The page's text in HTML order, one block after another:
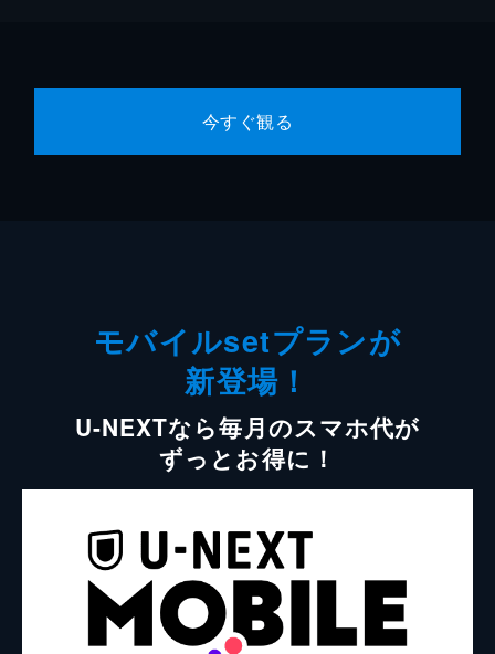
今すぐ観る
モバイルsetプランが
新登場！
U-NEXTなら毎月のスマホ代が
ずっとお得に！